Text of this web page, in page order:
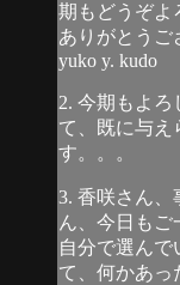
期もどうぞよ
ありがとうご
yuko y. kudo
2. 今期もよ
て、既に与え
す。。。
3. 香咲さん、
ん、今日も
自分で選んで
て、何かあっ